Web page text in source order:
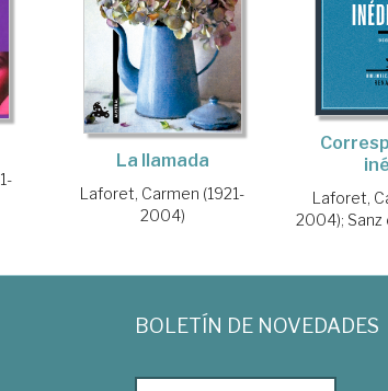
La llamada
Laforet, Carmen (1921-
2004)
Laforet,
2004); Sanz
BOLETÍN DE NOVEDADES